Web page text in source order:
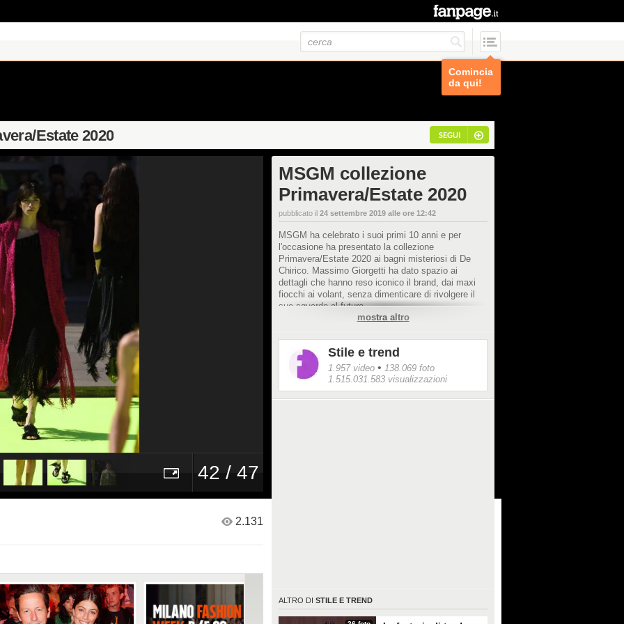
Comincia
da qui!
Estate 2020 SEGUI
42 / 47
MSGM collezione
Primavera/Estate 2020
pubblicato il 24 settembre 2019 alle ore 12:42
MSGM ha celebrato i suoi primi 10 anni e per
l'occasione ha presentato la collezione
Primavera/Estate 2020 ai bagni misteriosi di De
Chirico. Massimo Giorgetti ha dato spazio ai
dettagli che hanno reso iconico il brand, dai maxi
fiocchi ai volant, senza dimenticare di rivolgere il
suo sguardo al futuro.
mostra altro
Stile e trend
1.957 video • 138.069 foto
1.515.031.583 visualizzazioni
ALTRO DI STILE E TREND
2.131